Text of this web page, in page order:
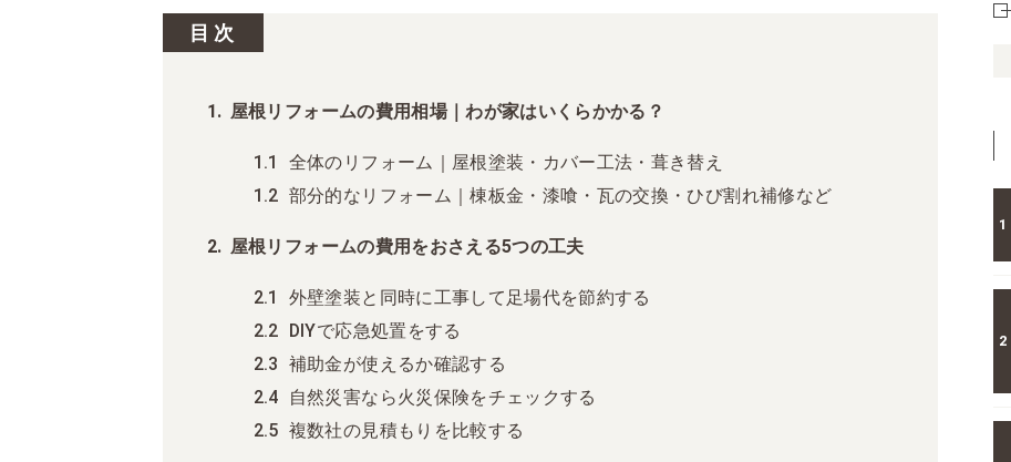
目次
屋根リフォームの費用相場｜わが家はいくらかかる？
全体のリフォーム｜屋根塗装・カバー工法・葺き替え
部分的なリフォーム｜棟板金・漆喰・瓦の交換・ひび割れ補修など
屋根リフォームの費用をおさえる5つの工夫
外壁塗装と同時に工事して足場代を節約する
DIYで応急処置をする
補助金が使えるか確認する
自然災害なら火災保険をチェックする
複数社の見積もりを比較する